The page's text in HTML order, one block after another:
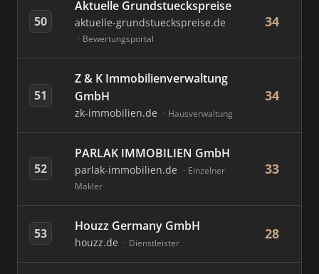
50
Aktuelle Grundstueckspreise
aktuelle-grundstueckspreise.de
Bewertungsportal
34
51
Z & K Immobilienverwaltung
GmbH
zk-immobilien.de Hausverwaltung
34
52
PARLAK IMMOBILIEN GmbH
parlak-immobilien.de
Einzelner
Makler
33
53 Houzz Germany GmbH
houzz.de Dienstleister
28